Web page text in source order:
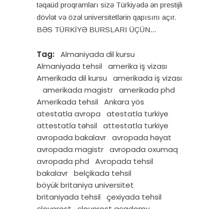
təqaüd proqramları sizə Türkiyədə ən prestijli
dövlət və özəl universitetlərin qapısını açır.
BƏS TÜRKİYƏ BURSLARI ÜÇÜN
Tag:
Almaniyada dil kursu
Almaniyada tehsil
amerika iş vizası
Amerikada dil kursu
amerikada iş vizası
amerikada magistr amerikada phd
Amerikada tehsil
Ankara yös
atestatla avropa
atestatla turkiye
attestatla təhsil
attestatla turkiye
avropada bakalavr avropada həyat
avropada magistr avropada oxumaq
avropada phd
Avropada tehsil
bakalavr belçikada tehsil
böyük britaniya universitet
britaniyada tehsil
çexiyada tehsil